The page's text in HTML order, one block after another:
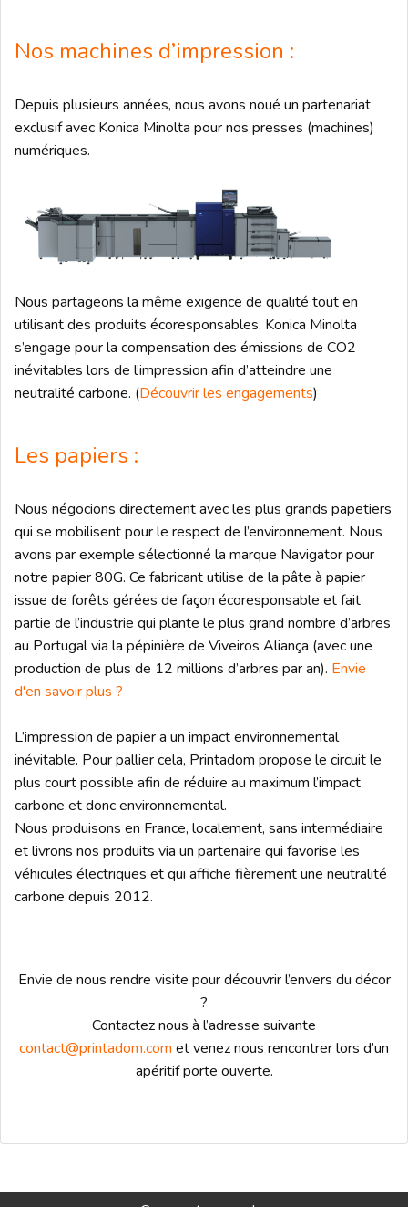
Nos machines d’impression :
Depuis plusieurs années, nous avons noué un partenariat
exclusif avec Konica Minolta pour nos presses (machines)
numériques.
Nous partageons la même exigence de qualité tout en
utilisant des produits écoresponsables. Konica Minolta
s’engage pour la compensation des émissions de CO2
inévitables lors de l’impression afin d’atteindre une
neutralité carbone. (Découvrir les engagements)
Les papiers :
Nous négocions directement avec les plus grands papetiers
qui se mobilisent pour le respect de l’environnement. Nous
avons par exemple sélectionné la marque Navigator pour
notre papier 80G. Ce fabricant utilise de la pâte à papier
issue de forêts gérées de façon écoresponsable et fait
partie de l’industrie qui plante le plus grand nombre d’arbres
au Portugal via la pépinière de Viveiros Aliança (avec une
production de plus de 12 millions d’arbres par an). Envie
d'en savoir plus ?
L’impression de papier a un impact environnemental
inévitable. Pour pallier cela, Printadom propose le circuit le
plus court possible afin de réduire au maximum l’impact
carbone et donc environnemental.
Nous produisons en France, localement, sans intermédiaire
et livrons nos produits via un partenaire qui favorise les
véhicules électriques et qui affiche fièrement une neutralité
carbone depuis 2012.
Envie de nous rendre visite pour découvrir l’envers du décor
?
Contactez nous à l’adresse suivante
contact@printadom.com et venez nous rencontrer lors d’un
apéritif porte ouverte.